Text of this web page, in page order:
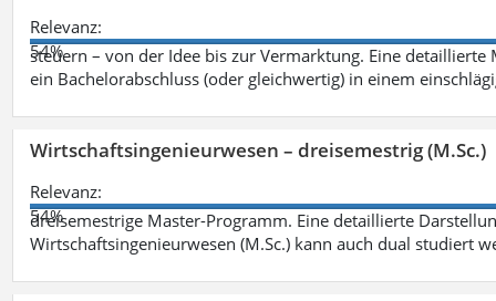
Relevanz:
54%
steuern – von der Idee bis zur Vermarktung. Eine
ein Bachelorabschluss (oder gleichwertig) in einem
Wirtschaftsingenieurwesen – dreisemestrig (M.Sc.)
Relevanz:
54%
dreisemestrige Master-Programm. Eine detaillierte
Wirtschaftsingenieurwesen (M.Sc.) kann auch dual studiert